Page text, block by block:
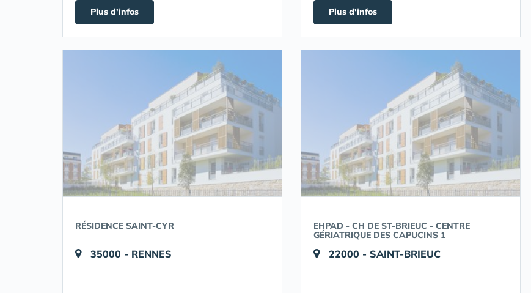
Plus d'infos Plus d'infos
RÉSIDENCE SAINT-CYR
35000 - RENNES
EHPAD - CH DE ST-BRIEUC - CENTRE
GÉRIATRIQUE DES CAPUCINS 1
22000 - SAINT-BRIEUC